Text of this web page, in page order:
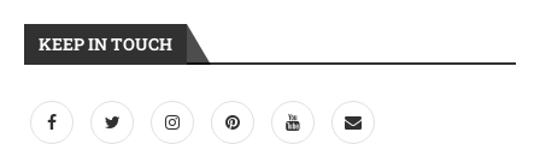
KEEP IN TOUCH